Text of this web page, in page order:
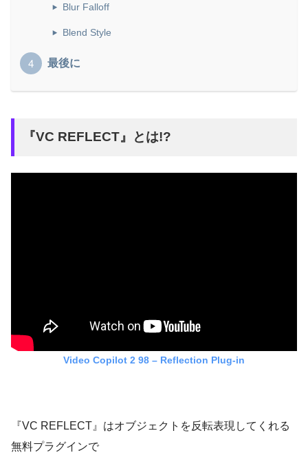
Blur Falloff
Blend Style
最後に
『VC REFLECT』とは!?
Video Copilot 2 98 – Reflection Plug-in
『VC REFLECT』はオブジェクトを反転表現してくれる
無料プラグインで